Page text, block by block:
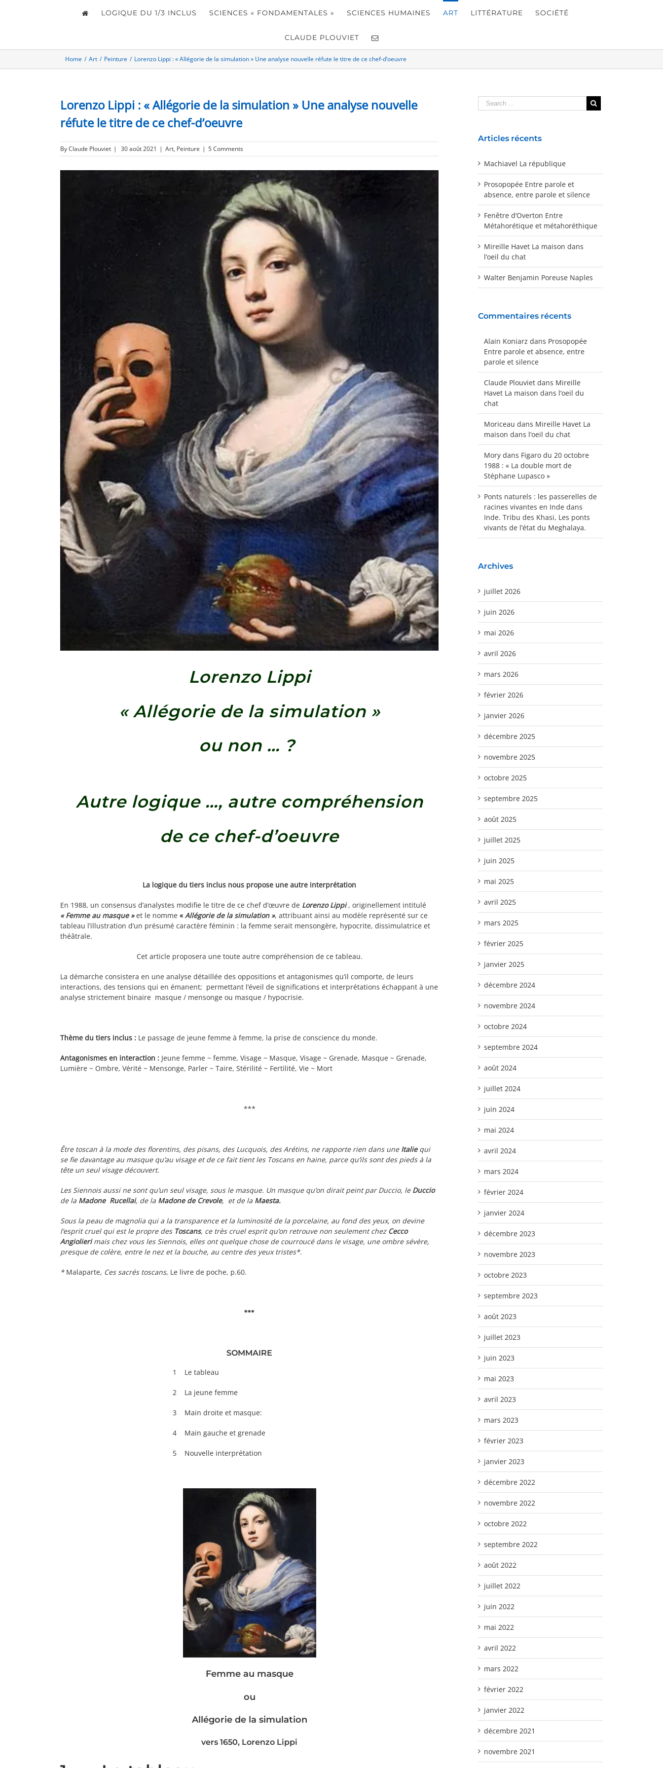
LOGIQUE DU 1/3 INCLUS SCIENCES « FONDAMENTALES » SCIENCES HUMAINES ART LITTÉRATURE SOCIÉTÉ
CLAUDE PLOUVIET
Home / Art / Peinture / Lorenzo Lippi : « Allégorie de la simulation » Une analyse nouvelle réfute le titre de ce chef-d’oeuvre
Lorenzo Lippi : « Allégorie de la simulation » Une analyse nouvelle
réfute le titre de ce chef-d’oeuvre
ByClaude Plouviet | 30 août 2021 | Art, Peinture | 5 Comments
Lorenzo Lippi
« Allégorie de la simulation »
ou non … ?
Autre logique …, autre compréhension
de ce chef-d’oeuvre
La logique du tiers inclus nous propose une autre interprétation
En 1988, un consensus d’analystes modifie le titre de ce chef d’œuvre de Lorenzo Lippi, originellement intitulé
« Femme au masque »et le nomme « Allégorie de la simulation », attribuant ainsi au modèle représenté sur ce
tableau l’illustration d’un présumé caractère féminin : la femme serait mensongère, hypocrite, dissimulatrice et
théâtrale.
Cet article proposera une toute autre compréhension de ce tableau.
La démarche consistera en une analyse détaillée des oppositions et antagonismes qu’il comporte, de leurs
interactions, des tensions qui en émanent; permettant l’éveil de significations et interprétations échappant à une
analyse strictement binaire masque / mensonge ou masque / hypocrisie.
Thème du tiers inclus : Le passage de jeune femme à femme, la prise de conscience du monde.
Antagonismes en interaction : Jeune femme ~ femme, Visage ~ Masque, Visage ~ Grenade, Masque ~ Grenade,
Lumière ~ Ombre, Vérité ~ Mensonge, Parler ~ Taire, Stérilité ~ Fertilité, Vie ~ Mort
***
Être toscan à la mode des florentins, des pisans, des Lucquois, des Arétins, ne rapporte rien dans une Italiequi
se fie davantage au masque qu’au visage et de ce fait tient les Toscans en haine, parce qu’ils sont des pieds à la
tête un seul visage découvert.
Les Siennois aussi ne sont qu’un seul visage, sous le masque. Un masque qu’on dirait peint par Duccio, le Duccio
de la Madone Rucellai, de la Madone de Crevole, et de la Maesta.
Sous la peau de magnolia qui a la transparence et la luminosité de la porcelaine, au fond des yeux, on devine
l’esprit cruel qui est le propre des Toscans, ce très cruel esprit qu’on retrouve non seulement chez Cecco
Angiolierimais chez vous les Siennois, elles ont quelque chose de courroucé dans le visage, une ombre sévère,
presque de colère, entre le nez et la bouche, au centre des yeux tristes*.
*Malaparte, Ces sacrés toscans, Le livre de poche, p.60.
***
SOMMAIRE
1 Le tableau
2 La jeune femme
3 Main droite et masque:
4 Main gauche et grenade
5 Nouvelle interprétation
Femme au masque
ou
Allégorie de la simulation
vers 1650, Lorenzo Lippi
Articles récents
Machiavel La république
Prosopopée Entre parole et
absence, entre parole et silence
Fenêtre d’Overton Entre
Métahorétique et métahoréthique
Mireille Havet La maison dans
l’oeil du chat
Walter Benjamin Poreuse Naples
Commentaires récents
Alain Koniarz dans Prosopopée
Entre parole et absence, entre
parole et silence
Claude Plouviet dans Mireille
Havet La maison dans l’oeil du
chat
Moriceau dans Mireille Havet La
maison dans l’oeil du chat
Mory dans Figaro du 20 octobre
1988 : « La double mort de
Stéphane Lupasco »
Ponts naturels : les passerelles de
racines vivantes en Inde dans
Inde. Tribu des Khasi, Les ponts
vivants de l’état du Meghalaya.
Archives
juillet 2026
juin 2026
mai 2026
avril 2026
mars 2026
février 2026
janvier 2026
décembre 2025
novembre 2025
octobre 2025
septembre 2025
août 2025
juillet 2025
juin 2025
mai 2025
avril 2025
mars 2025
février 2025
janvier 2025
décembre 2024
novembre 2024
octobre 2024
septembre 2024
août 2024
juillet 2024
juin 2024
mai 2024
avril 2024
mars 2024
février 2024
janvier 2024
décembre 2023
novembre 2023
octobre 2023
septembre 2023
août 2023
juillet 2023
juin 2023
mai 2023
avril 2023
mars 2023
février 2023
janvier 2023
décembre 2022
novembre 2022
octobre 2022
septembre 2022
août 2022
juillet 2022
juin 2022
mai 2022
avril 2022
mars 2022
février 2022
janvier 2022
décembre 2021
novembre 2021